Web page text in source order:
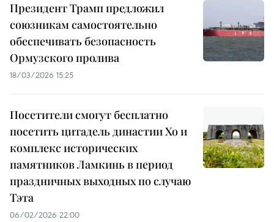
Президент Трамп предложил
союзникам самостоятельно
обеспечивать безопасность
Ормузского пролива
18/03/2026 15:25
Посетители смогут бесплатно
посетить цитадель династии Хо и
комплекс исторических
памятников Ламкинь в период
праздничных выходных по случаю
Тэта
06/02/2026 22:00